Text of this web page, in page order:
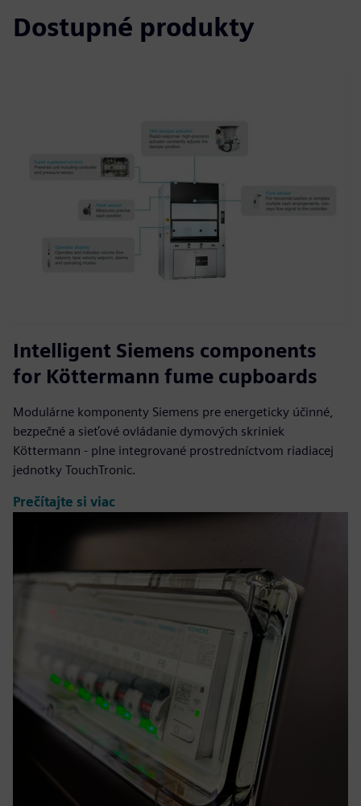
Dostupné produkty
Intelligent Siemens components
for Köttermann fume cupboards
Modulárne komponenty Siemens pre energeticky účinné,
bezpečné a sieťové ovládanie dymových skriniek
Köttermann - plne integrované prostredníctvom riadiacej
jednotky TouchTronic.
Prečítajte si viac